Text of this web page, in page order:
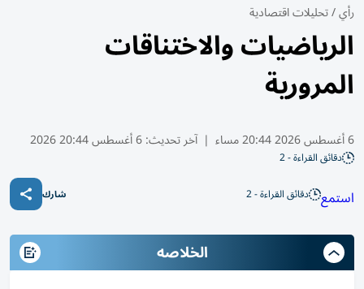
رأي/تحليلات اقتصادية
الرياضيات والاختناقات
المرورية
6 أغسطس 2026 20:44 مساء | آخر تحديث:6 أغسطس 20:44 2026
دقائق القراءة - 2
استمع دقائق القراءة - 2 شارك
الخلاصه